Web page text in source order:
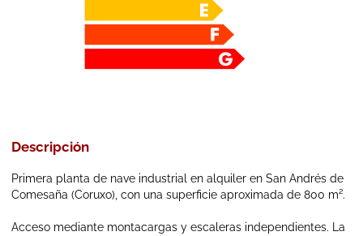
Descripción
Primera planta de nave industrial en alquiler en San Andrés de
Comesaña (Coruxo), con una superficie aproximada de 800 m².
Acceso mediante montacargas y escaleras independientes. La